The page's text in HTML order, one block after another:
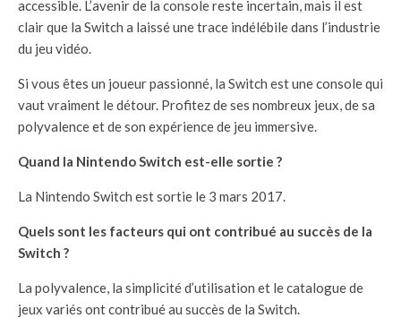
accessible. L’avenir de la console reste incertain, mais il est
clair que la Switch a laissé une trace indélébile dans l’industrie
du jeu vidéo.
Si vous êtes un joueur passionné, la Switch est une console qui
vaut vraiment le détour. Profitez de ses nombreux jeux, de sa
polyvalence et de son expérience de jeu immersive.
Quand la Nintendo Switch est-elle sortie ?
La Nintendo Switch est sortie le 3 mars 2017.
Quels sont les facteurs qui ont contribué au succès de la
Switch ?
La polyvalence, la simplicité d’utilisation et le catalogue de
jeux variés ont contribué au succès de la Switch.